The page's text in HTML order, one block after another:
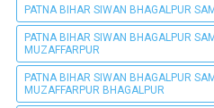
PATNA BIHAR SIWAN BHAGALPUR
PATNA BIHAR SIWAN BHAGALPUR
MUZAFFARPUR
PATNA BIHAR SIWAN BHAGALPUR
MUZAFFARPUR BHAGALPUR